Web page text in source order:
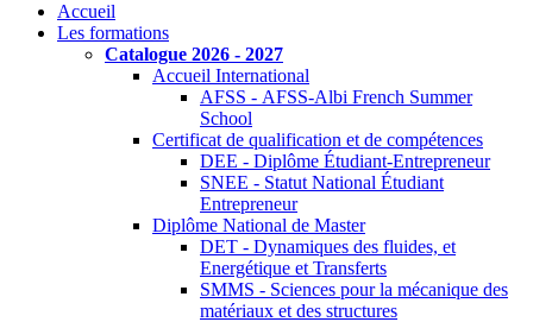
Accueil
Les formations
Catalogue 2026 - 2027
Accueil International
AFSS - AFSS-Albi French Summer
School
Certificat de qualification et de compétences
DEE - Diplôme Étudiant-Entrepreneur
SNEE - Statut National Étudiant
Entrepreneur
Diplôme National de Master
DET - Dynamiques des fluides, et
Energétique et Transferts
SMMS - Sciences pour la mécanique des
matériaux et des structures